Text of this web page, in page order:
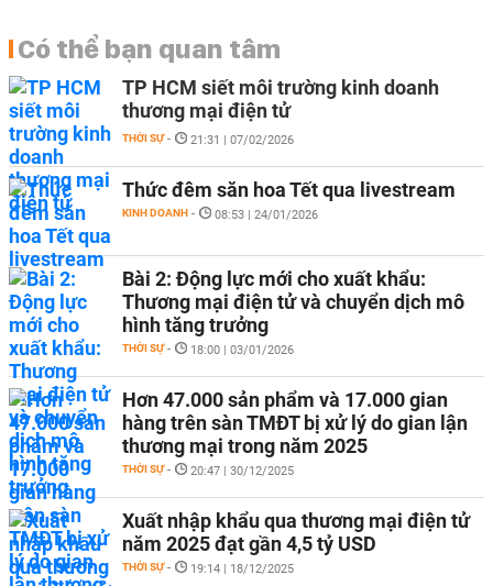
Có thể bạn quan tâm
TP HCM siết môi trường kinh doanh
thương mại điện tử
THỜI SỰ - 21:31 | 07/02/2026
Thức đêm săn hoa Tết qua livestream
KINH DOANH - 08:53 | 24/01/2026
Bài 2: Động lực mới cho xuất khẩu:
Thương mại điện tử và chuyển dịch mô
hình tăng trưởng
THỜI SỰ - 18:00 | 03/01/2026
Hơn 47.000 sản phẩm và 17.000 gian
hàng trên sàn TMĐT bị xử lý do gian lận
thương mại trong năm 2025
THỜI SỰ - 20:47 | 30/12/2025
Xuất nhập khẩu qua thương mại điện tử
năm 2025 đạt gần 4,5 tỷ USD
THỜI SỰ - 19:14 | 18/12/2025